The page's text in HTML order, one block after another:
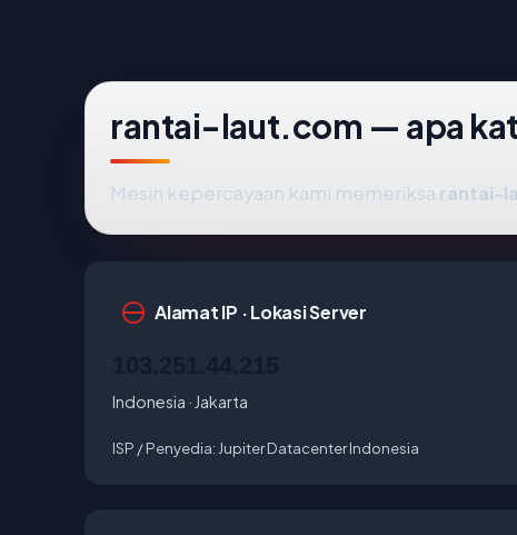
rantai-laut.com — apa
Mesin kepercayaan kami memeriksa rantai-
Alamat IP · Lokasi Server
Indonesia · Jakarta
ISP / Penyedia: Jupiter Datacenter Indonesia